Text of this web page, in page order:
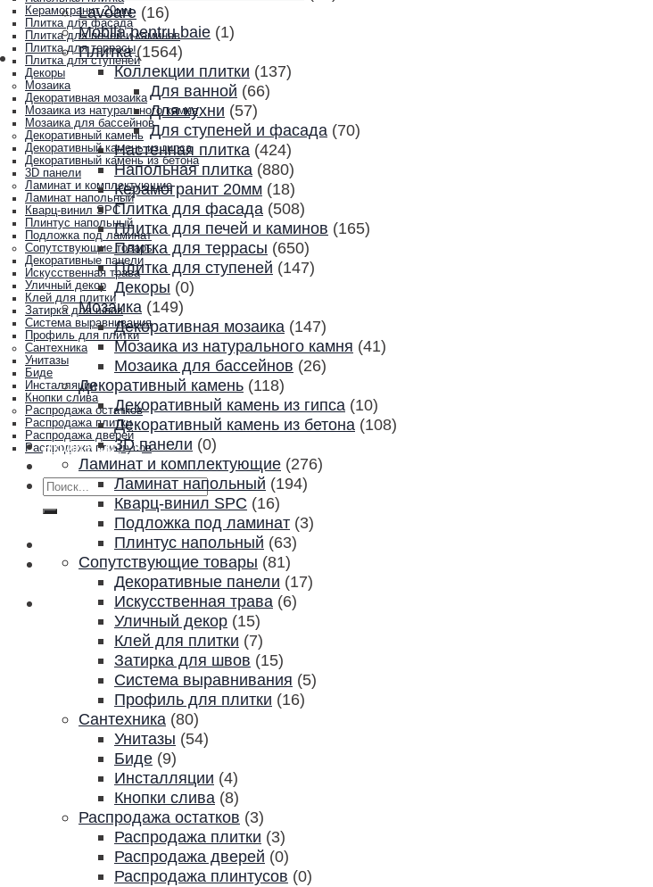
Керамогранит 20мм
Плитка для фасада
Плитка для печей и каминов
Плитка для террасы
Плитка для ступеней
Декоры
Мозаика
Декоративная мозаика
Мозаика из натурального камня
Мозаика для бассейнов
Декоративный камень
Декоративный камень из гипса
Декоративный камень из бетона
3D панели
Ламинат и комплектующие
Ламинат напольный
Кварц-винил SPC
Плинтус напольный
Подложка под ламинат
Сопутствующие товары
Декоративные панели
Искусственная трава
Уличный декор
Клей для плитки
Затирка для швов
Система выравнивания
Профиль для плитки
Сантехника
Унитазы
Биде
Инсталляции
Кнопки слива
Распродажа остатков
Распродажа плитки
Распродажа дверей
Распродажа плинтусов
Акции и скидки
Контакты
Искать:
Lavoare (16)
Mobila pentru baie (1)
Плитка (1564)
Коллекции плитки (137)
Для ванной (66)
Для кухни (57)
Для ступеней и фасада (70)
Настенная плитка (424)
Напольная плитка (880)
Керамогранит 20мм (18)
Плитка для фасада (508)
Плитка для печей и каминов (165)
Плитка для террасы (650)
Плитка для ступеней (147)
Декоры (0)
Мозаика (149)
Декоративная мозаика (147)
Мозаика из натурального камня (41)
Мозаика для бассейнов (26)
Декоративный камень (118)
Декоративный камень из гипса (10)
Декоративный камень из бетона (108)
3D панели (0)
Ламинат и комплектующие (276)
Ламинат напольный (194)
Кварц-винил SPC (16)
Подложка под ламинат (3)
Плинтус напольный (63)
Сопутствующие товары (81)
Декоративные панели (17)
Искусственная трава (6)
Уличный декор (15)
Клей для плитки (7)
Затирка для швов (15)
Система выравнивания (5)
Профиль для плитки (16)
Сантехника (80)
Унитазы (54)
Биде (9)
Инсталляции (4)
Кнопки слива (8)
Распродажа остатков (3)
Распродажа плитки (3)
Распродажа дверей (0)
Распродажа плинтусов (0)